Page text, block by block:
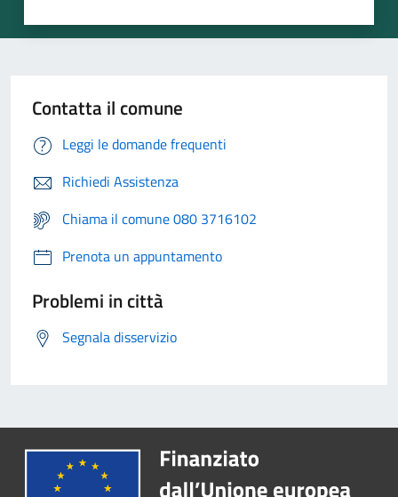
Contatta il comune
Leggi le domande frequenti
Richiedi Assistenza
Chiama il comune 080 3716102
Prenota un appuntamento
Problemi in città
Segnala disservizio